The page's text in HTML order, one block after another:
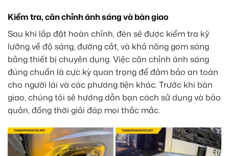
Kiểm tra, căn chỉnh ánh sáng và bàn giao
Sau khi lắp đặt hoàn chỉnh, đèn sẽ được kiểm tra kỹ
lưỡng về độ sáng, đường cắt, và khả năng gom sáng
bằng thiết bị chuyên dụng. Việc căn chỉnh ánh sáng
đúng chuẩn là cực kỳ quan trọng để đảm bảo an toàn
cho người lái và các phương tiện khác. Trước khi bàn
giao, chúng tôi sẽ hướng dẫn bạn cách sử dụng và bảo
quản, đồng thời giải đáp mọi thắc mắc.